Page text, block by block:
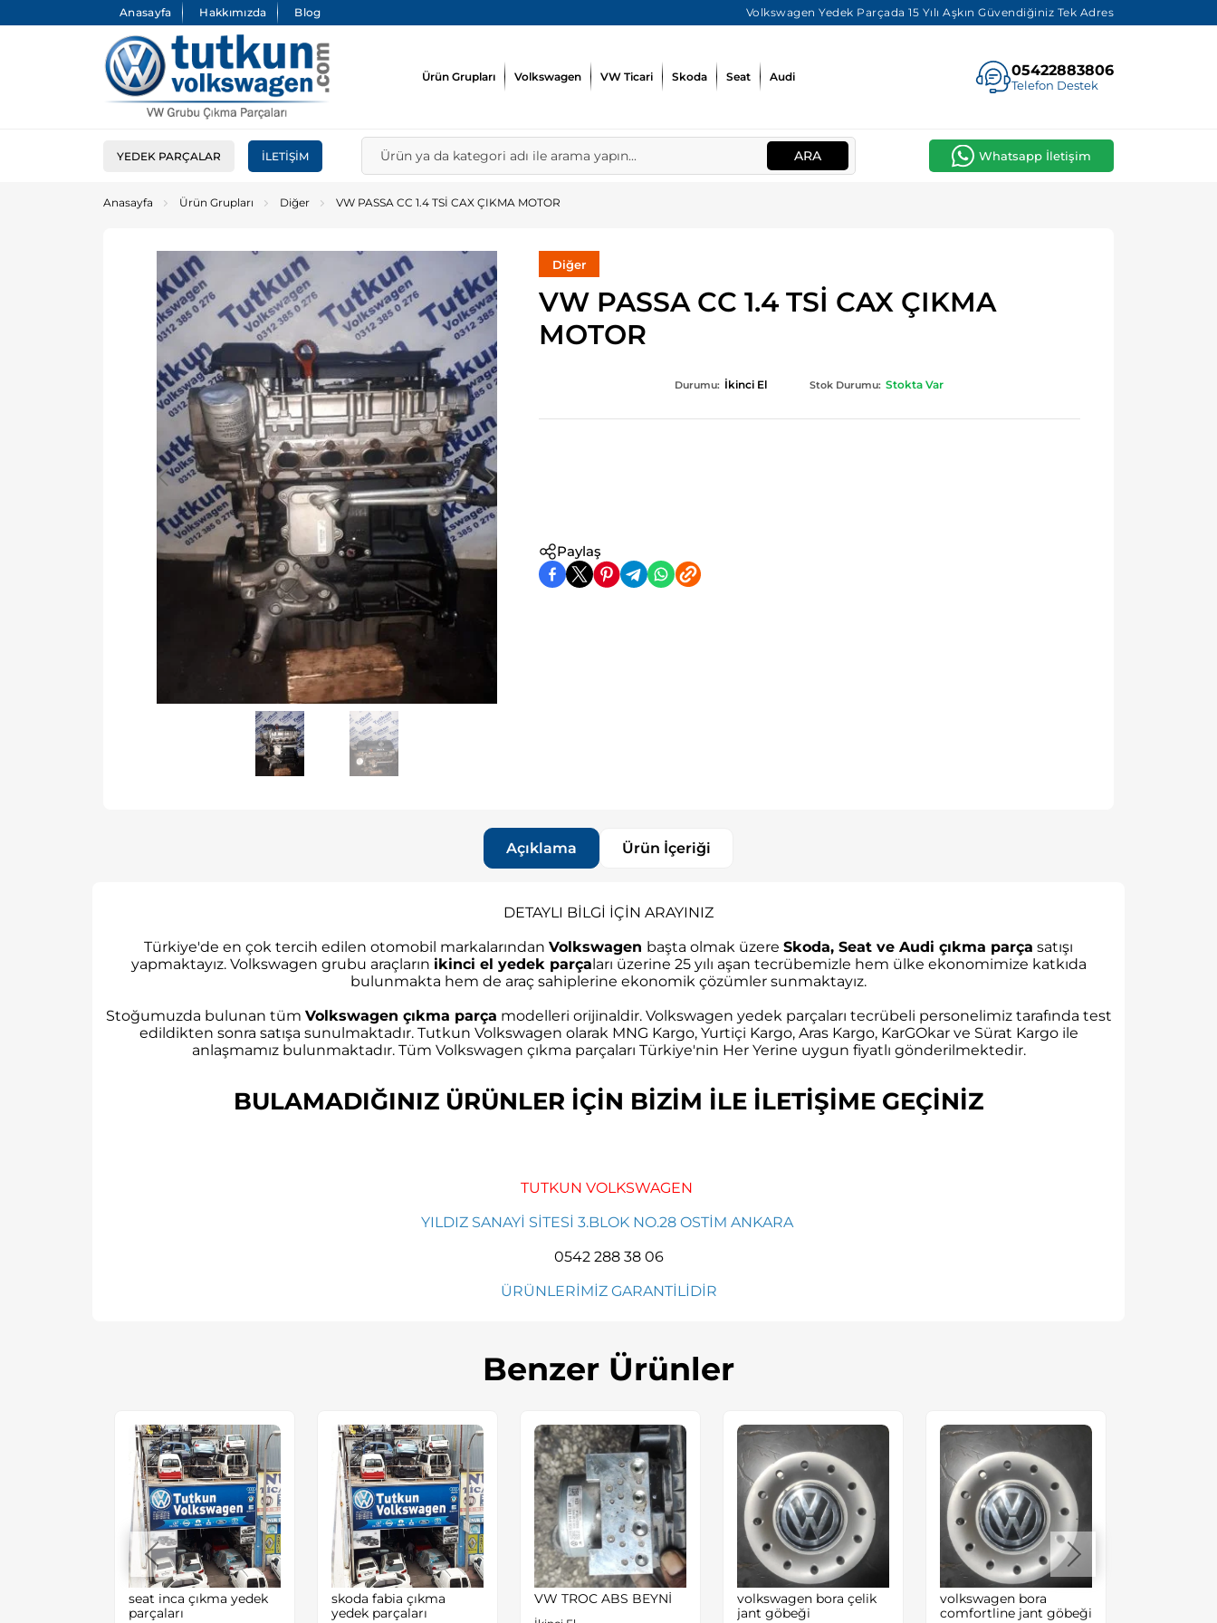
Anasayfa Hakkımızda Blog Volkswagen Yedek Parçada 15 Yılı Aşkın Güvendiğiniz Tek Adres
Ürün Grupları Volkswagen VW Ticari Skoda Seat Audi 05422883806
Telefon Destek
YEDEK PARÇALAR İLETIŞIM ARA Whatsapp İletişim
Anasayfa Ürün Grupları Diğer VW PASSA CC 1.4 TSİ CAX ÇIKMA MOTOR
Diğer
VW PASSA CC 1.4 TSİ CAX ÇIKMA
MOTOR
Durumu: İkinci El Stok Durumu: Stokta Var
Paylaş
Açıklama Ürün İçeriği
DETAYLI BİLGİ İÇİN ARAYINIZ
Türkiye'de en çok tercih edilen otomobil markalarından Volkswagen başta olmak üzere Skoda, Seat ve Audi çıkma parça satışı
yapmaktayız. Volkswagen grubu araçların ikinci el yedek parçaları üzerine 25 yılı aşan tecrübemizle hem ülke ekonomimize katkıda
bulunmakta hem de araç sahiplerine ekonomik çözümler sunmaktayız.
Stoğumuzda bulunan tüm Volkswagen çıkma parça modelleri orijinaldir. Volkswagen yedek parçaları tecrübeli personelimiz tarafında test
edildikten sonra satışa sunulmaktadır. Tutkun Volkswagen olarak MNG Kargo, Yurtiçi Kargo, Aras Kargo, KarGOkar ve Sürat Kargo ile
anlaşmamız bulunmaktadır. Tüm Volkswagen çıkma parçaları Türkiye'nin Her Yerine uygun fiyatlı gönderilmektedir.
BULAMADIĞINIZ ÜRÜNLER İÇİN BİZİM İLE İLETİŞİME GEÇİNİZ​
TUTKUN VOLKSWAGEN
YILDIZ SANAYİ SİTESİ 3.BLOK NO.28 OSTİM ANKARA
0542 288 38 06
ÜRÜNLERİMİZ GARANTİLİDİR
Benzer Ürünler
seat inca çıkma yedek
parçaları
skoda fabia çıkma
yedek parçaları
VW TROC ABS BEYNİ
volkswagen bora çelik
jant göbeği
volkswagen bora
comfortline jant göbeği